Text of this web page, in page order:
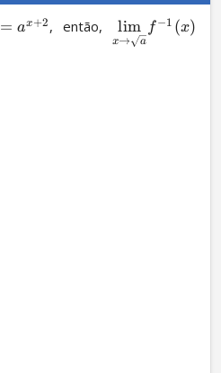
= ax+2 , então,
x→ a
lim f −1 (x)